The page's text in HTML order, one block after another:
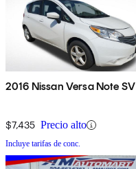
2016 Nissan Versa Note SV
$7,435 Precio alto
Incluye tarifas de conc.